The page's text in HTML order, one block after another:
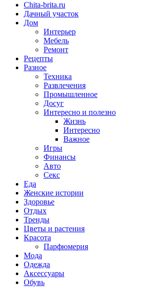
Chita-brita.ru
Дачный участок
Дом
Интерьер
Мебель
Ремонт
Рецепты
Разное
Техника
Развлечения
Промышленное
Досуг
Интересно и полезно
Жизнь
Интересно
Важное
Игры
Финансы
Авто
Секс
Еда
Женские истории
Здоровье
Отдых
Тренды
Цветы и растения
Красота
Парфюмерия
Мода
Одежда
Аксессуары
Обувь